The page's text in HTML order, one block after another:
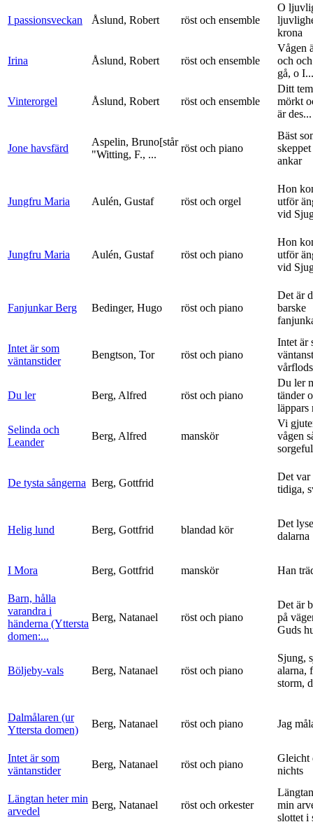
I passionsveckan Åslund, Robert röst och ensemble
O
krona
Irina Åslund, Robert röst och ensemble
Vågen
och
gå, o I...
Vinterorgel Åslund, Robert röst och ensemble
Ditt
mörkt
är des...
Jone havsfärd
Aspelin, Bruno[står
"Witting, F., ...
röst och piano
Bäst
ankar
Jungfru Maria Aulén, Gustaf röst och orgel
Hon
utför
vid
Jungfru Maria Aulén, Gustaf röst och piano
Hon
utför
vid
Fanjunkar Berg Bedinger, Hugo röst och piano
Det är
barske
Intet är som
väntanstider
Bengtson, Tor röst och piano
Intet är
Du ler Berg, Alfred röst och piano
Du ler
tänder
läppars
Selinda och
Leander
Berg, Alfred manskör
Vi
vågen
De tysta sångerna Berg, Gottfrid
Det var
tidiga,
Helig lund Berg, Gottfrid blandad kör
Det
dalarna
I Mora Berg, Gottfrid manskör Han
Barn, hålla
varandra i
händerna (Yttersta
domen:...
Berg, Natanael röst och piano
Det är
på
Guds
Böljeby-vals Berg, Natanael röst och piano
Sjung,
alarna,
storm,
Dalmålaren (ur
Yttersta domen)
Berg, Natanael röst och piano Jag
Intet är som
väntanstider
Berg, Natanael röst och piano
Gleicht
nichts
Längtan heter min
arvedel
Berg, Natanael röst och orkester
min
slottet i